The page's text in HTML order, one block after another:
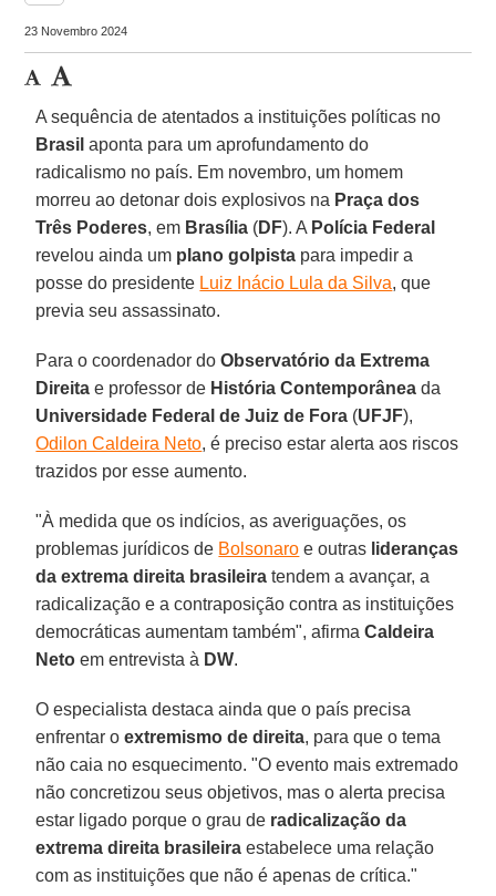
23 Novembro 2024
A sequência de atentados a instituições políticas no
Brasil aponta para um aprofundamento do
radicalismo no país. Em novembro, um homem
morreu ao detonar dois explosivos na Praça dos
Três Poderes, em Brasília (DF). A Polícia Federal
revelou ainda um plano golpista para impedir a
posse do presidente Luiz Inácio Lula da Silva, que
previa seu assassinato.
Para o coordenador doObservatório da Extrema
Direita e professor de História Contemporânea da
Universidade Federal de Juiz de Fora (UFJF),
Odilon Caldeira Neto, é preciso estar alerta aos riscos
trazidos por esse aumento.
"À medida que os indícios, as averiguações, os
problemas jurídicos de Bolsonaro e outras lideranças
da extrema direita brasileira tendem a avançar, a
radicalização e a contraposição contra as instituições
democráticas aumentam também", afirmaCaldeira
Neto em entrevista à DW.
O especialista destaca ainda que o país precisa
enfrentar oextremismo de direita, para que o tema
não caia no esquecimento. "O evento mais extremado
não concretizou seus objetivos, mas o alerta precisa
estar ligado porque o grau de radicalização da
extrema direita brasileira estabelece uma relação
com as instituições que não é apenas de crítica."